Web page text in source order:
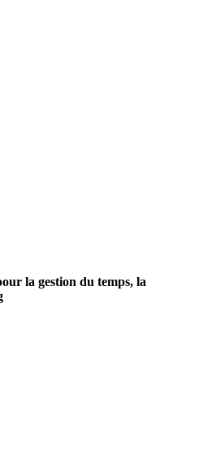
la gestion du temps, la